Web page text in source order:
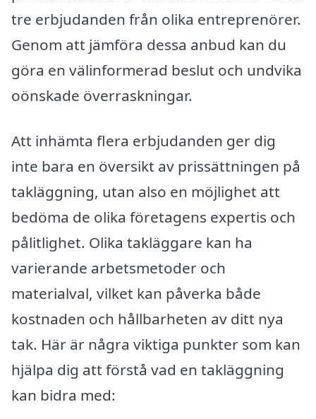
tre erbjudanden från olika entreprenörer.
Genom att jämföra dessa anbud kan du
göra en välinformerad beslut och undvika
oönskade överraskningar.
Att inhämta flera erbjudanden ger dig
inte bara en översikt av prissättningen på
takläggning, utan also en möjlighet att
bedöma de olika företagens expertis och
pålitlighet. Olika takläggare kan ha
varierande arbetsmetoder och
materialval, vilket kan påverka både
kostnaden och hållbarheten av ditt nya
tak. Här är några viktiga punkter som kan
hjälpa dig att förstå vad en takläggning
kan bidra med: